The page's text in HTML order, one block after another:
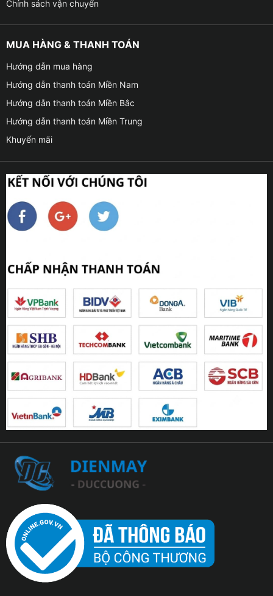
Chính sách vận chuyển
MUA HÀNG & THANH TOÁN
Hướng dẫn mua hàng
Hướng dẫn thanh toán Miền Nam
Hướng dẫn thanh toán Miền Bắc
Hướng dẫn thanh toán Miền Trung
Khuyến mãi